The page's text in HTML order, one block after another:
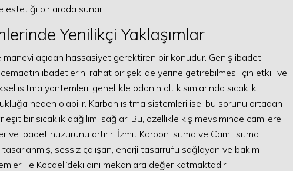
estetiği bir arada sunar.
Yenilikçi Yaklaşımlar
manevi açıdan hassasiyet gerektiren bir konudur. Geniş ibadet
cemaatin ibadetlerini rahat bir şekilde yerine getirebilmesi için etkili ve
ısıtma yöntemleri, genellikle odanın alt kısımlarında sıcaklık
neden olabilir. Karbon ısıtma sistemleri ise, bu sorunu ortadan
bir sıcaklık dağılımı sağlar. Bu, özellikle kış mevsiminde camilere
ibadet huzurunu artırır. İzmit Karbon Isıtma ve Cami Isıtma
sessiz çalışan, enerji tasarrufu sağlayan ve bakım
ile Kocaeli’deki dini mekanlara değer katmaktadır.